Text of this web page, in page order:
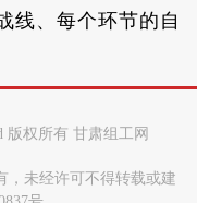
线、每个环节的自
版权所有 甘肃组工网
，未经许可不得转载或建